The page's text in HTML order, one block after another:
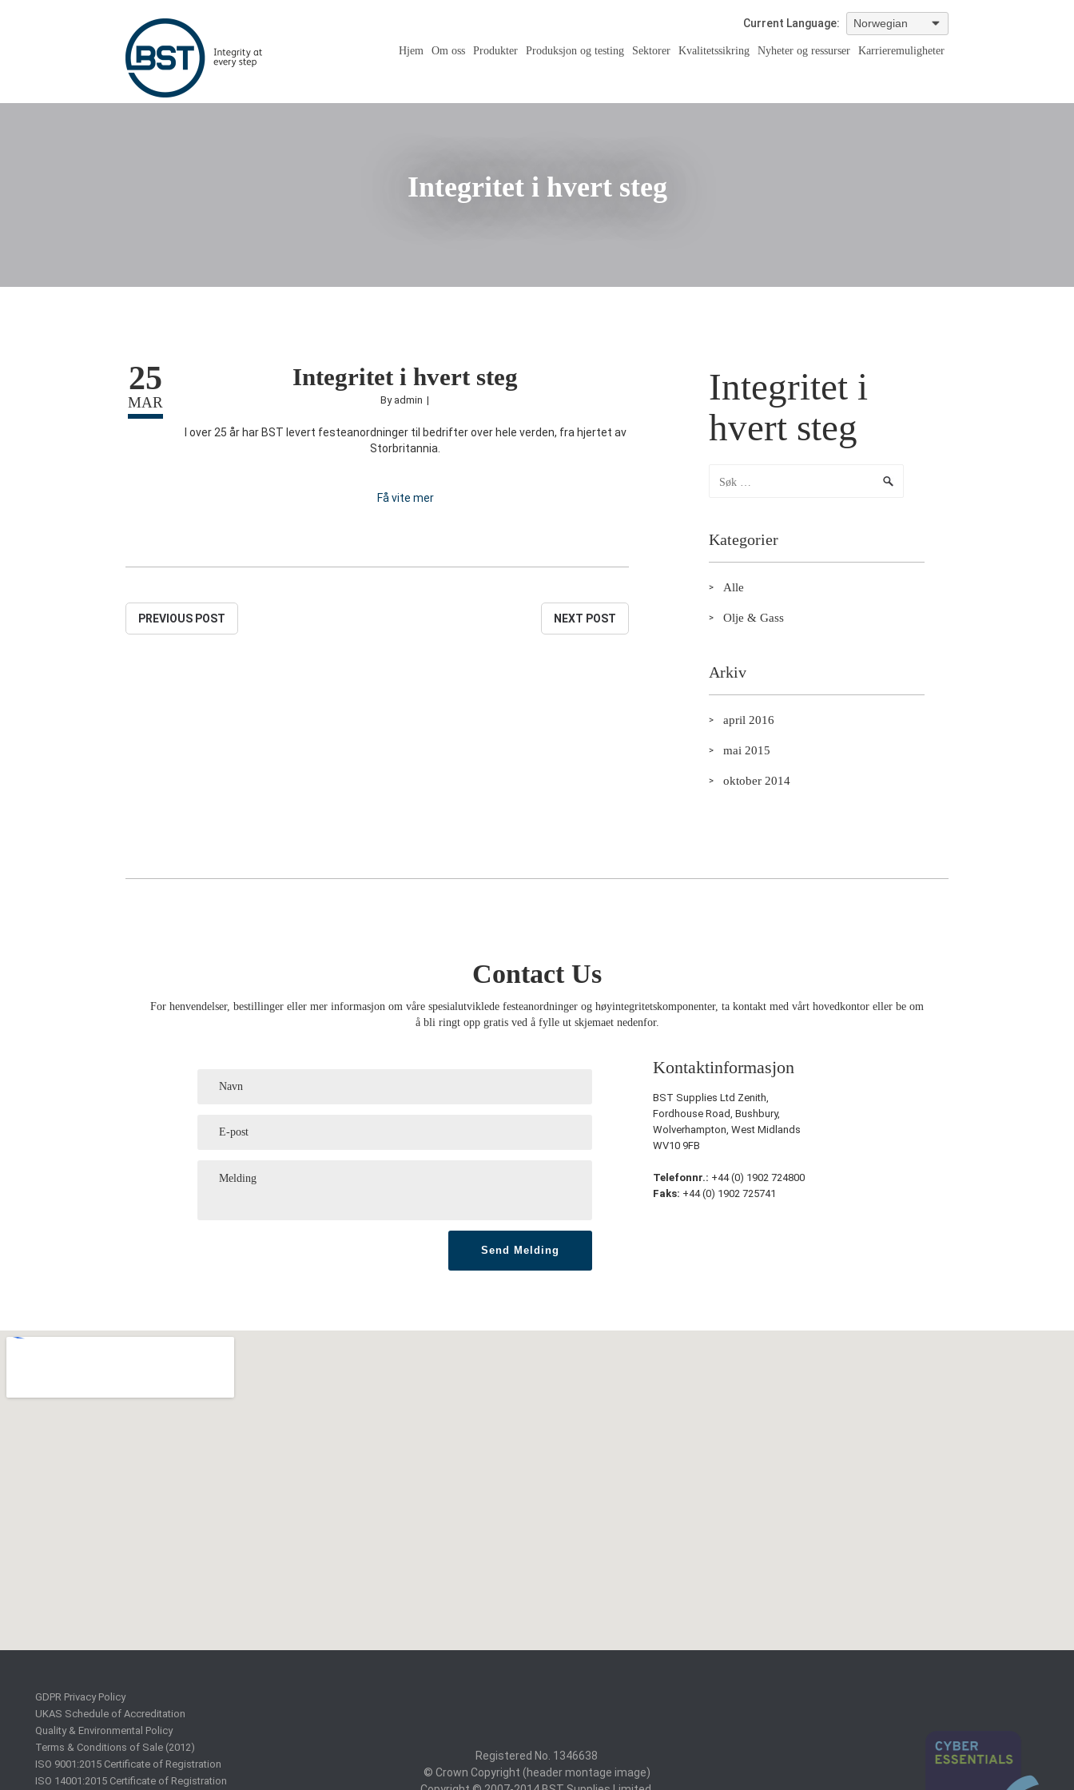
Current Language:
Hjem Om oss Produkter Produksjon og testing Sektorer Kvalitetssikring Nyheter og ressurser Karrieremuligheter
Integritet i hvert steg
25
MAR
Integritet i hvert steg
By admin |
I over 25 år har BST levert festeanordninger til bedrifter over hele verden, fra hjertet av
Storbritannia.
Få vite mer
PREVIOUS POST NEXT POST
Integritet i
hvert steg
Kategorier
Alle
Olje & Gass
Arkiv
april 2016
mai 2015
oktober 2014
Contact Us
For henvendelser, bestillinger eller mer informasjon om våre spesialutviklede festeanordninger og høyintegritetskomponenter, ta kontakt med vårt hovedkontor eller be om
å bli ringt opp gratis ved å fylle ut skjemaet nedenfor.
Kontaktinformasjon
BST Supplies Ltd Zenith,
Fordhouse Road, Bushbury,
Wolverhampton, West Midlands
WV10 9FB
Telefonnr.: +44 (0) 1902 724800
Faks: +44 (0) 1902 725741
GDPR Privacy Policy
UKAS Schedule of Accreditation
Quality & Environmental Policy
Terms & Conditions of Sale (2012)
ISO 9001:2015 Certificate of Registration
ISO 14001:2015 Certificate of Registration
Registered No. 1346638
© Crown Copyright (header montage image)